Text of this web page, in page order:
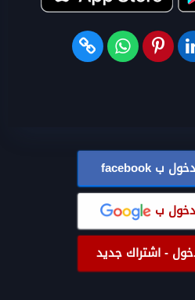
بfacebook
ب
- اشتراك جديد